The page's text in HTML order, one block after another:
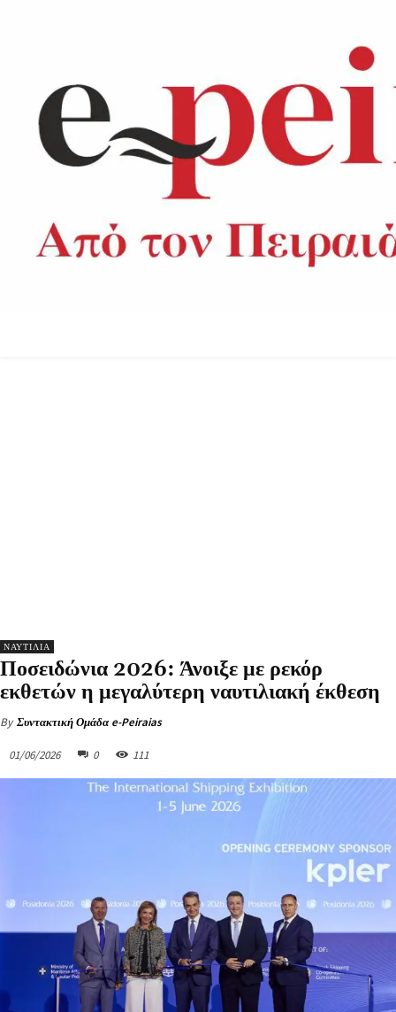
ΝΑΥΤΙΛΙΑ
Ποσειδώνια 2026: Άνοιξε με ρεκόρ
εκθετών η μεγαλύτερη ναυτιλιακή έκθεση
By Συντακτική Ομάδα e-Peiraias
01/06/2026 0 111